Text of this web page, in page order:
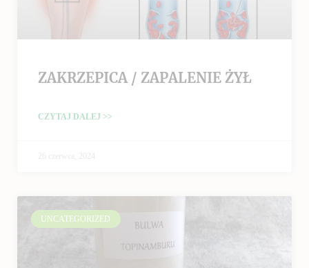
ZAKRZEPICA / ZAPALENIE ŻYŁ
CZYTAJ DALEJ >>
26 czerwca, 2024
UNCATEGORIZED